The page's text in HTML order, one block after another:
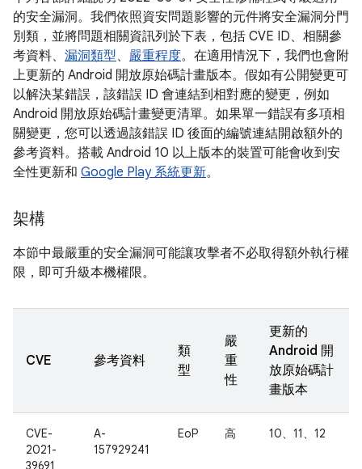
的安全漏洞。我們依照資安問題影響的元件將安全漏洞分門
別類，並將問題相關資訊列於下表，包括 CVE ID、相關參
考資料、 漏洞類型、 嚴重程度。在適用情況下，我們也會附
上更新的 Android 開放原始碼計畫版本。假如有公開變更可
以解決某錯誤，該錯誤 ID 會連結到相對應的變更，例如
Android 開放原始碼計畫變更清單。如果單一錯誤有多項相
關變更，您可以透過該錯誤 ID 後面的編號連結開啟額外的
參考資料。搭載 Android 10 以上版本的裝置可能會收到安
全性更新和 Google Play 系統更新。
架構
本節中最嚴重的安全漏洞可能讓攻擊者不必取得額外執行權
限，即可升級本機權限。
CVE 參考資料
類
型
嚴
重
性
更新的
Android 開
放原始碼計
畫版本
CVE-
2021-
39691
A-
157929241
EoP 高 10、11、12